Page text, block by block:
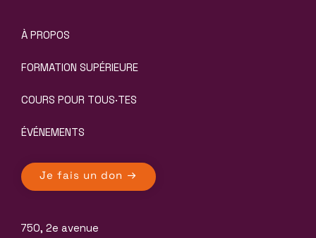
À PROPOS
FORMATION SUPÉRIEURE
COURS POUR TOUS·TES
ÉVÉNEMENTS
Je fais un don
750, 2e avenue